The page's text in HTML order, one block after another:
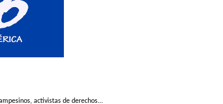
activistas de derechos...